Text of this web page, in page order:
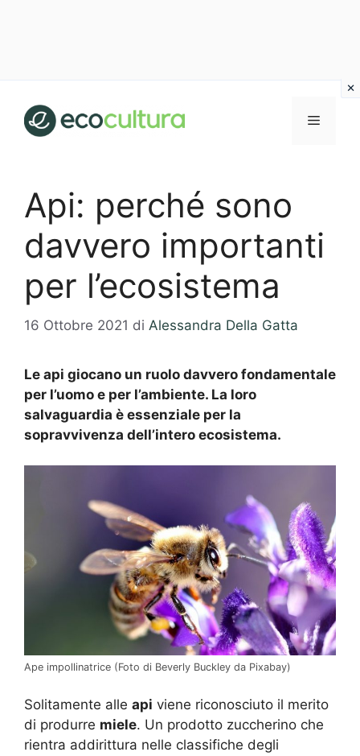
contenuto
MENU
Api: perché sono
davvero importanti
per l’ecosistema
16 Ottobre 2021 di Alessandra Della Gatta
Le api giocano un ruolo davvero fondamentale
per l’uomo e per l’ambiente. La loro
salvaguardia è essenziale per la
sopravvivenza dell’intero ecosistema.
Ape impollinatrice (Foto di Beverly Buckley da Pixabay)
Solitamente alle api viene riconosciuto il merito
di produrre miele. Un prodotto zuccherino che
rientra addirittura nelle classifiche degli